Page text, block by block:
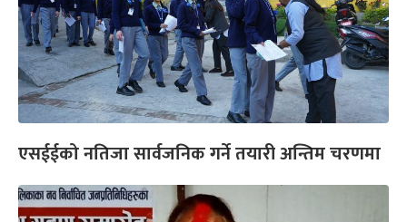
एसईईको नतिजा सार्वजनिक गर्ने तयारी अन्तिम चरणमा